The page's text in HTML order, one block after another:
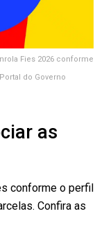
Fies 2026 conforme
do Governo
as
conforme o perfil
Confira as